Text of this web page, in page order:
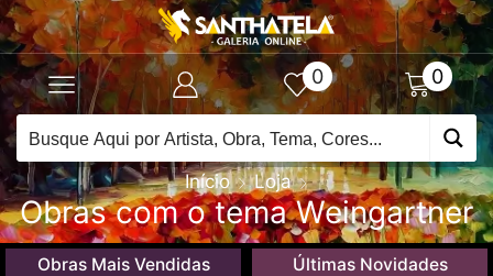
0 0
Início Loja
Obras com o tema Weingartner
Obras Mais Vendidas Últimas Novidades